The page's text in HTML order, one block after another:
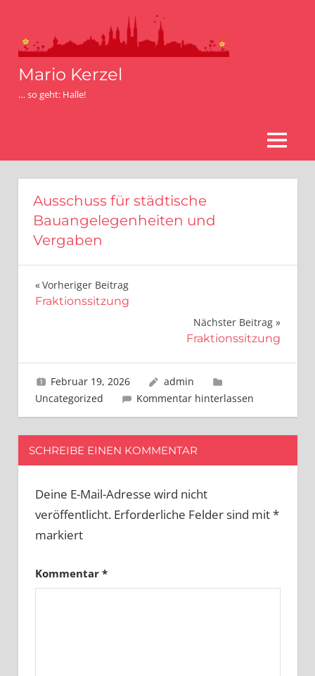
springen
Mario Kerzel
… so geht: Halle!
MENÜ
Ausschuss für städtische
Bauangelegenheiten und
Vergaben
Beitragsnavigation
Vorheriger Beitrag
Fraktionssitzung
Nächster Beitrag
Fraktionssitzung
Februar 19, 2026
admin
Uncategorized
Kommentar hinterlassen
SCHREIBE EINEN KOMMENTAR
Deine E-Mail-Adresse wird nicht
veröffentlicht. Erforderliche Felder sind mit*
markiert
Kommentar *